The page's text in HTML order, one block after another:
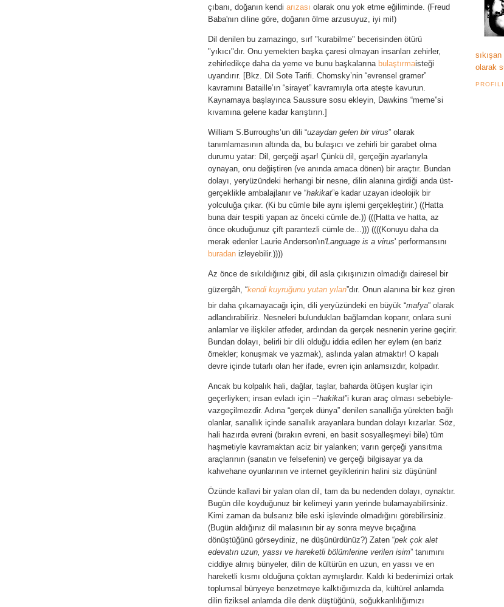
çıbanı, doğanın kendi arızası olarak onu yok etme eğiliminde. (Freud
Baba'nın diline göre, doğanın ölme arzusuyuz, iyi mi!)
Dil denilen bu zamazingo, sırf "kurabilme" becerisinden ötürü
"yıkıcı"dır. Onu yemekten başka çaresi olmayan insanları zehirler,
zehirledikçe daha da yeme ve bunu başkalarına bulaştırmaisteği
uyandırır. [Bkz. Dil Sote Tarifi. Chomsky’nin “evrensel gramer”
kavramını Bataille’ın “sirayet” kavramıyla orta ateşte kavurun.
Kaynamaya başlayınca Saussure sosu ekleyin, Dawkins “meme”si
kıvamına gelene kadar karıştırın.]
William S.Burroughs’un dili “uzaydan gelen bir virus” olarak
tanımlamasının altında da, bu bulaşıcı ve zehirli bir garabet olma
durumu yatar: Dil, gerçeği aşar! Çünkü dil, gerçeğin ayarlarıyla
oynayan, onu değiştiren (ve anında amaca dönen) bir araçtır. Bundan
dolayı, yeryüzündeki herhangi bir nesne, dilin alanına girdiği anda üst-
gerçeklikle ambalajlanır ve “hakikat”e kadar uzayan ideolojik bir
yolculuğa çıkar. (Ki bu cümle bile aynı işlemi gerçekleştirir.) ((Hatta
buna dair tespiti yapan az önceki cümle de.)) (((Hatta ve hatta, az
önce okuduğunuz çift parantezli cümle de...))) ((((Konuyu daha da
merak edenler Laurie Anderson'ın'Language is a virus' performansını
buradan izleyebilir.))))
Az önce de sıkıldığınız gibi, dil asla çıkışınızın olmadığı dairesel bir
güzergâh, “kendi kuyruğunu yutan yılan”dır. Onun alanına bir kez giren
bir daha çıkamayacağı için, dili yeryüzündeki en büyük “mafya” olarak
adlandırabiliriz. Nesneleri bulundukları bağlamdan koparır, onlara suni
anlamlar ve ilişkiler atfeder, ardından da gerçek nesnenin yerine geçirir.
Bundan dolayı, belirli bir dili olduğu iddia edilen her eylem (en bariz
örnekler; konuşmak ve yazmak), aslında yalan atmaktır! O kapalı
devre içinde tutarlı olan her ifade, evren için anlamsızdır, kolpadır.
Ancak bu kolpalık hali, dağlar, taşlar, baharda ötüşen kuşlar için
geçerliyken; insan evladı için –“hakikat”i kuran araç olması sebebiyle-
vazgeçilmezdir. Adına “gerçek dünya” denilen sanallığa yürekten bağlı
olanlar, sanallık içinde sanallık arayanlara bundan dolayı kızarlar. Söz,
hali hazırda evreni (bırakın evreni, en basit sosyalleşmeyi bile) tüm
haşmetiyle kavramaktan aciz bir yalanken; varın gerçeği yansıtma
araçlarının (sanatın ve felsefenin) ve gerçeği bilgisayar ya da
kahvehane oyunlarının ve internet geyiklerinin halini siz düşünün!
Özünde kallavi bir yalan olan dil, tam da bu nedenden dolayı, oynaktır.
Bugün dile koyduğunuz bir kelimeyi yarın yerinde bulamayabilirsiniz.
Kimi zaman da bulsanız bile eski işlevinde olmadığını görebilirsiniz.
(Bugün aldığınız dil malasının bir ay sonra meyve bıçağına
dönüştüğünü görseydiniz, ne düşünürdünüz?) Zaten “pek çok alet
edevatın uzun, yassı ve hareketli bölümlerine verilen isim” tanımını
ciddiye almış bünyeler, dilin de kültürün en uzun, en yassı ve en
hareketli kısmı olduğuna çoktan aymışlardır. Kaldı ki bedenimizi ortak
toplumsal bünyeye benzetmeye kalktığımızda da, kültürel anlamda
dilin fiziksel anlamda dile denk düştüğünü, soğukkanlılığımızı
olarak